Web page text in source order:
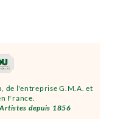
de l'entreprise G.M.A. et
France.
depuis 1856